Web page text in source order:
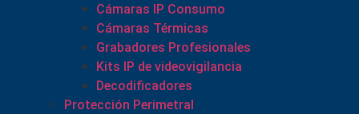
Cámaras IP Consumo
Cámaras Térmicas
Grabadores Profesionales
Kits IP de videovigilancia
Decodificadores
Protección Perimetral